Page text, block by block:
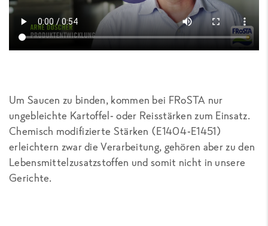
Um Saucen zu binden, kommen bei FRoSTA nur
ungebleichte Kartoffel- oder Reisstärken zum Einsatz.
Chemisch modifizierte Stärken (E1404-E1451)
erleichtern zwar die Verarbeitung, gehören aber zu den
Lebensmittelzusatzstoffen und somit nicht in unsere
Gerichte.